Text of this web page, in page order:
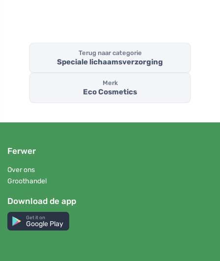
Terug naar categorie
Speciale lichaamsverzorging
Merk
Eco Cosmetics
Ferwer
Over ons
Groothandel
Download de app
Get it on
Google Play